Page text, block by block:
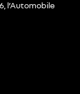
l’Automobile